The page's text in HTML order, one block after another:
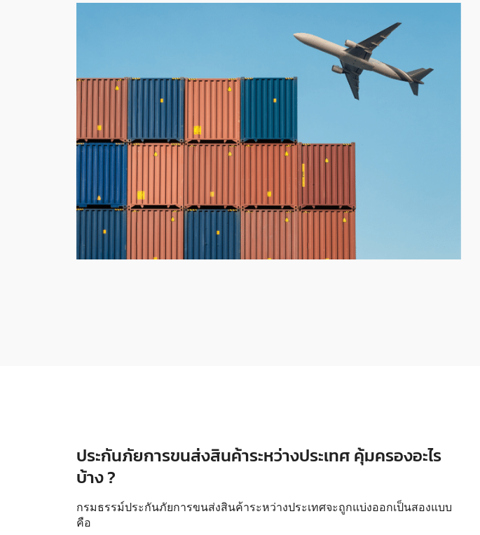
ประกันภัยการขนส่งสินค้าระหว่างประเทศ คุ้มครองอะไร
บ้าง ?
กรมธรรม์ประกันภัยการขนส่งสินค้าระหว่างประเทศจะถูกแบ่งออกเป็นสองแบบ
คือ